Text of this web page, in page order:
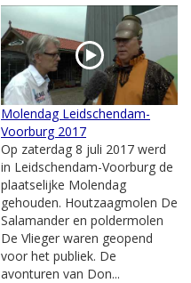
Molendag Leidschendam-
Voorburg 2017
Op zaterdag 8 juli 2017 werd
in Leidschendam-Voorburg de
plaatselijke Molendag
gehouden. Houtzaagmolen De
Salamander en poldermolen
De Vlieger waren geopend
voor het publiek. De
avonturen van Don...